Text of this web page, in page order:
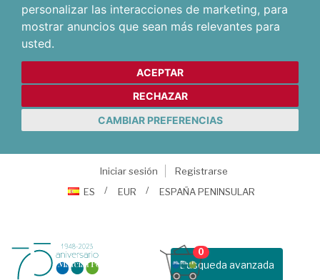
personalizar las interacciones de marketing, para
mostrar anuncios que sean más relevantes para
usted.
ACEPTAR
RECHAZAR
CAMBIAR PREFERENCIAS
Iniciar sesión
Registrarse
ES
EUR ESPAÑA PENINSULAR
Busqueda avanzada
0